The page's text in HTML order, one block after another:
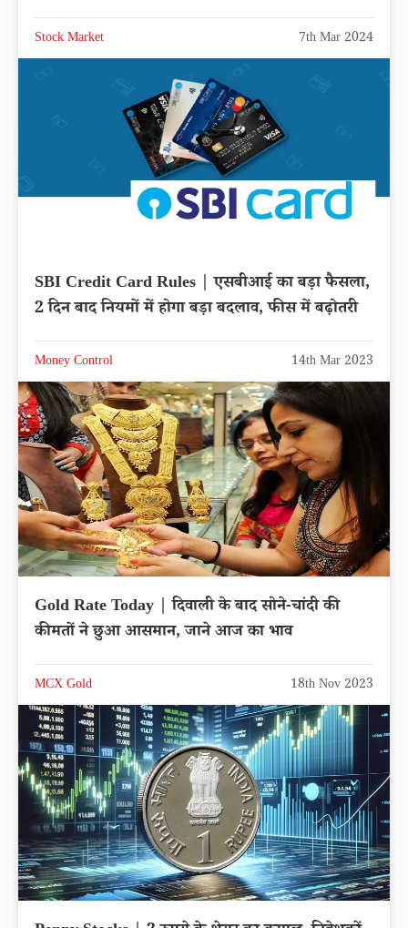
Stock Market 7th Mar 2024
SBI Credit Card Rules | एसबीआई का बड़ा फैसला,
2 दिन बाद नियमों में होगा बड़ा बदलाव, फीस में बढ़ोतरी
Money Control 14th Mar 2023
Gold Rate Today | दिवाली के बाद सोने-चांदी की
कीमतों ने छुआ आसमान, जाने आज का भाव
MCX Gold 18th Nov 2023